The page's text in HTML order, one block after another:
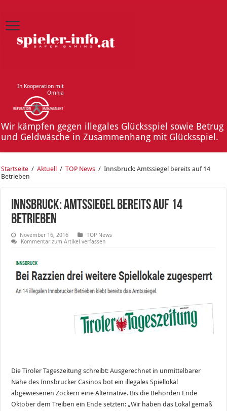
In Kooperation mit
Omnia
Wir kämpfen gegen illegales Glücksspiel sowie Betrug
und Geldwäsche in Zusammenhang mit Glücksspiel.
Startseite / Aktuell / TOP News / Innsbruck: Amtssiegel bereits auf 14
Betrieben
Innsbruck: Amtssiegel bereits auf 14
Betrieben
November 16, 2016
TOP News
Kommentar zum Artikel verfassen
Die Tiroler Tageszeitung schreibt: Ausgerechnet in unmittelbarer
Nähe des Innsbrucker Casinos bot ein illegales Spiellokal
abgewiesenen Zockern eine Alternative. Bis die Behörden Ende
Oktober dem Treiben ein Ende setzten: „Wir haben das Lokal gemäß